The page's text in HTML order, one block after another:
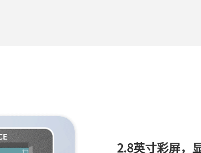
2.8英寸彩屏，